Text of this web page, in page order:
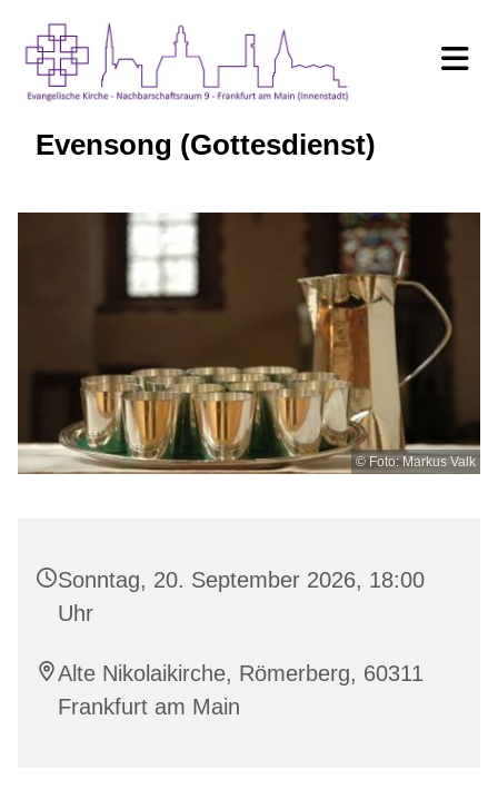
Evensong (Gottesdienst)
© Foto: Markus Valk
Sonntag, 20. September 2026, 18:00
Uhr
Alte Nikolaikirche, Römerberg, 60311
Frankfurt am Main